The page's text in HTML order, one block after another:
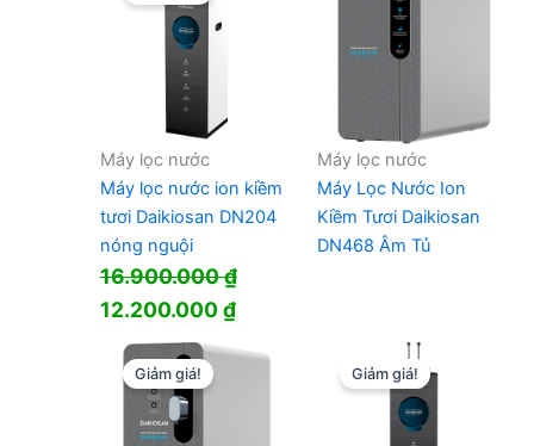
Máy lọc nước
Máy lọc nước ion kiềm
tươi Daikiosan DN204
nóng nguội
16.900.000₫
Giá
gốc
16.900.000 ₫.
12.200.000₫Giá
Máy lọc nước
Máy Lọc Nước Ion
Kiềm Tươi Daikiosan
DN468 Âm Tủ
Giảm giá! Giảm giá!